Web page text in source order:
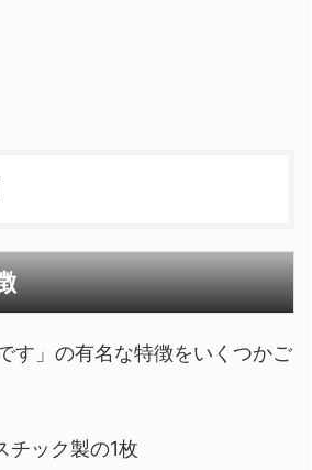
す」の有名な特徴をいくつかご
チック製の1枚